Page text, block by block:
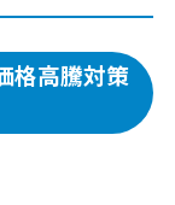
格高騰対策